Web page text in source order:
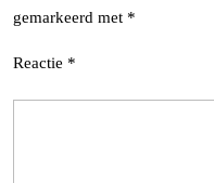
gemarkeerd met *
Reactie *